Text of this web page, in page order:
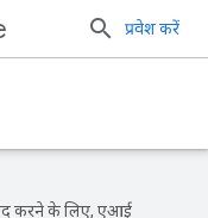
प्रवेश करें
करने के लिए, एआई